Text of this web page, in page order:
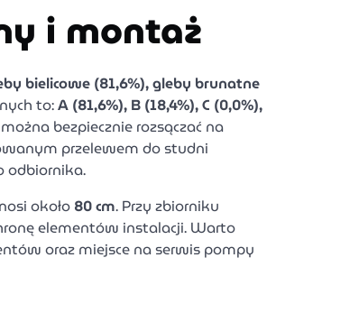
i montaż
bielicowe (81,6%), gleby brunatne
to:A (81,6%), B (18,4%), C (0,0%),
bezpiecznie rozsączać na
przelewem do studni
odbiornika.
około 80 cm. Przy zbiorniku
elementów instalacji. Warto
oraz miejsce na serwis pompy